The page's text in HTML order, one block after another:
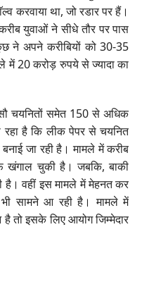
करवाया था, जो रडार पर हैं।
युवाओं ने सीधे तौर पर पास
ने अपने करीबियों को 30-35
में 20 करोड़ रुपये से ज्यादा का
चयनितों समेत 150 से अधिक
है कि लीक पेपर से चयनित
जा रही है। मामले में करीब
खंगाल चुकी है। जबकि, बाकी
है। वहीं इस मामले में मेहनत कर
भी सामने आ रही है। मामले में
तो इसके लिए आयोग जिम्मेदार